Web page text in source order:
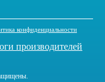
конфиденциальности
производителей